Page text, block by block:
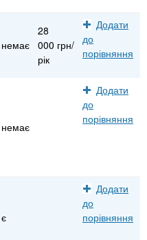
немає
28
000 грн/
рік
Додати
до
порівняння
немає
Додати
до
порівняння
є
Додати
до
порівняння